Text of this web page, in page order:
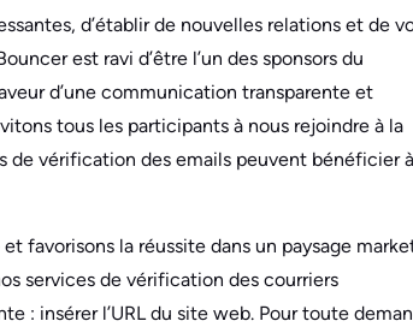
d’établir de nouvelles relations et de
est ravi d’être l’un des sponsors du
d’une communication transparente et
tous les participants à nous rejoindre à la
vérification des emails peuvent bénéficier à
favorisons la réussite dans un paysage
services de vérification des courriers
: insérer l’URL du site web. Pour toute